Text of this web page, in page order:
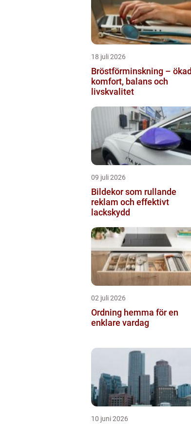
18 juli 2026
Bröstförminskning – ökad
komfort, balans och
livskvalitet
09 juli 2026
Bildekor som rullande
reklam och effektivt
lackskydd
02 juli 2026
Ordning hemma för en
enklare vardag
10 juni 2026